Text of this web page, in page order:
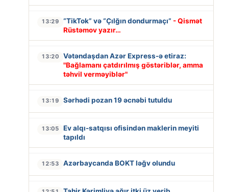
13:29 “TikTok” və “Çılğın dondurmaçı” - Qismət
Rüstəmov yazır…
13:20
Vətəndaşdan Azər Express-ə etiraz:
"Bağlamanı çatdırılmış göstəriblər, amma
təhvil verməyiblər"
13:19 Sərhədi pozan 19 əcnəbi tutuldu
13:05
Ev alqı-satqısı ofisindən maklerin meyiti
tapıldı
12:53 Azərbaycanda BOKT ləğv olundu